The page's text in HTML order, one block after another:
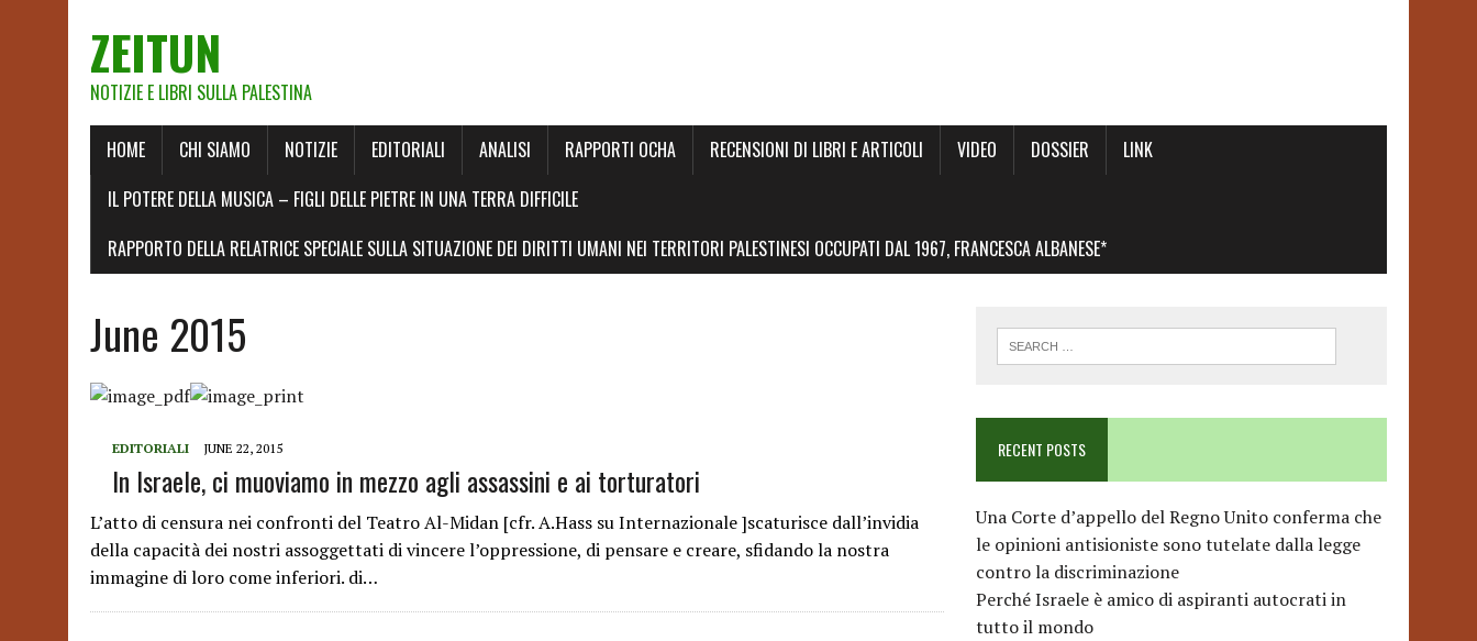
ZEITUN
NOTIZIE E LIBRI SULLA PALESTINA
HOME CHI SIAMO NOTIZIE EDITORIALI ANALISI RAPPORTI OCHA RECENSIONI DI LIBRI E ARTICOLI VIDEO DOSSIER
LINK
IL POTERE DELLA MUSICA – FIGLI DELLE PIETRE IN UNA TERRA DIFFICILE
RAPPORTO DELLA RELATRICE SPECIALE SULLA SITUAZIONE DEI DIRITTI UMANI NEI TERRITORI PALESTINESI OCCUPATI DAL 1967, FRANCESCA ALBANESE*
June 2015
EDITORIALI JUNE 22, 2015
In Israele, ci muoviamo in mezzo agli assassini e ai torturatori
L’atto di censura nei confronti del Teatro Al-Midan [cfr. A.Hass su Internazionale ]scaturisce dall’invidia
della capacità dei nostri assoggettati di vincere l’oppressione, di pensare e creare, sfidando la nostra
immagine di loro come inferiori. di…
RECENT POSTS
Una Corte d’appello del Regno Unito conferma che
le opinioni antisioniste sono tutelate dalla legge
contro la discriminazione
Perché Israele è amico di aspiranti autocrati in
tutto il mondo